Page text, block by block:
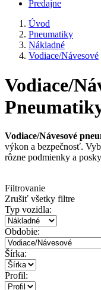
Predajne
Úvod
Pneumatiky
Nákladné
Vodiace/Návesové
Vodiace/
Vodiace/Návesové
výkon a bezpečnosť.
rôzne podmienky a
Filtrovanie
Zrušiť všetky filtre
Typ vozidla:
Obdobie:
Šírka:
Profil: